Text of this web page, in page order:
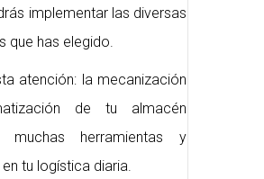
implementar las diversas
que has elegido.
atención: la mecanización
de tu almacén
muchas herramientas y
tu logística diaria.